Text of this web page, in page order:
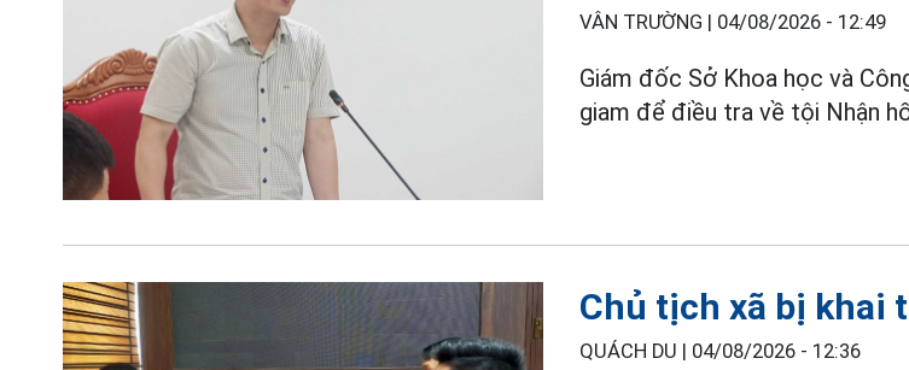
VÂN TRƯỜNG | 04/08/2026 - 12:49
Giám đốc Sở Khoa học và
giam để điều tra về tội Nhận
Chủ tịch xã bị khai
QUÁCH DU | 04/08/2026 - 12:36